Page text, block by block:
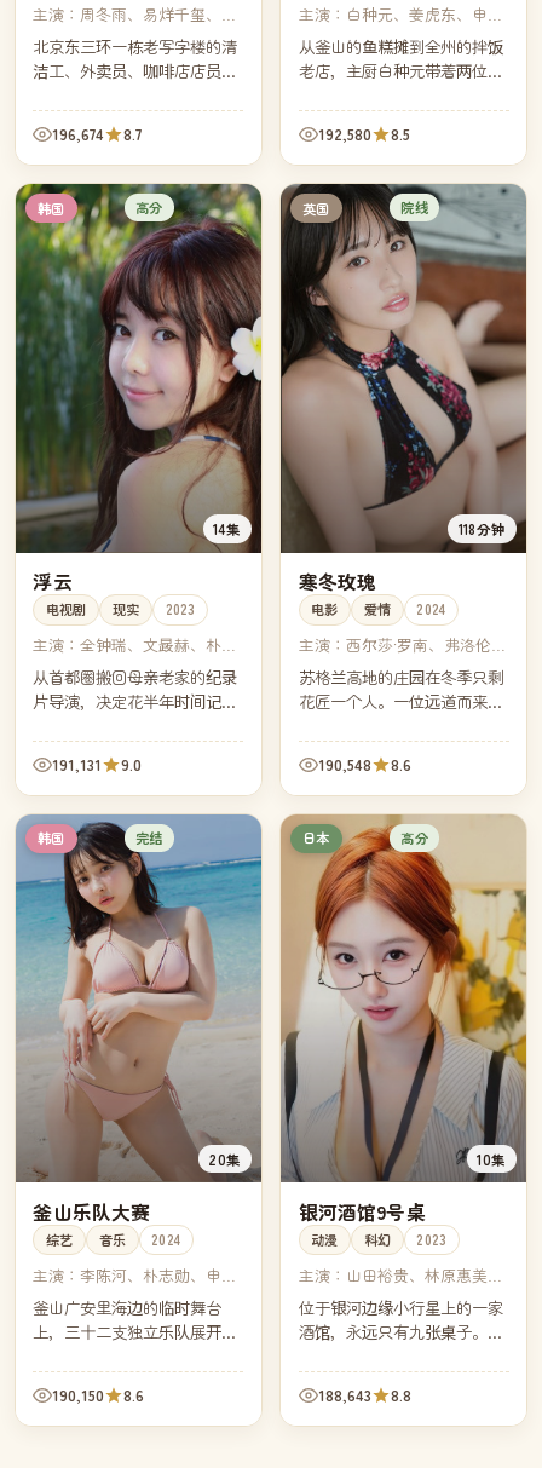
主演： 周冬雨、易烊千玺、雷
佳音、王传君
北京东三环一栋老写字楼的清
洁工、外卖员、咖啡店店员、
个早晨擦肩而过。镜头跟着早
高峰一路向北，拼出今天北京
最真实的二十四小时。
196,674 8.7
主演： 白种元、姜虎东、申东
烨、朴成光
从釜山的鱼糕摊到全州的拌饭
老店，主厨白种元带着两位艺
都用一道街头小吃做引子，串
起一个家庭三代人的故事。
192,580 8.5
韩国 高分
14集
浮云
电视剧 现实 2023
主演：全钟瑞、文晸赫、朴海
日、安宰弘
从首都圈搬回母亲老家的纪录
片导演，决定花半年时间记录
头之外，她也开始正视自己与
母亲三十年来从未真正说出口
的那场争执。
191,131 9.0
英国 院线
118分钟
寒冬玫瑰
电影 爱情 2024
主演： 西尔莎·罗南、弗洛伦丝
·珀、蒂莫西·柴勒梅德、艾玛·
沃特森
苏格兰高地的庄园在冬季只剩
花匠一个人。一位远道而来的
她母亲未完成的那幅"寒冬玫
瑰"。190,548 8.6
韩国 完结
20集
釜山乐队大赛
综艺 音乐 2024
主演： 李陈河、朴志勋、申承
训、郑健周
釜山广安里海边的临时舞台
上，三十二支独立乐队展开七
夜演出，让其中一支默默无闻
的釜山本地乐队一夜成为全国
话题。
190,150 8.6
日本 高分
10集
银河酒馆9号桌
动漫 科幻 2023
主演： 山田裕贵、林原惠美、
关智一、木村昴
位于银河边缘小行星上的一家
酒馆，永远只有九张桌子。第
人，它专为那些尚未对自己人
生说再见的灵魂保留。
188,643 8.8